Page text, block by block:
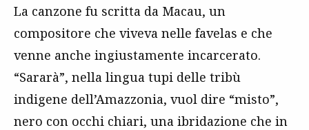
La canzone fu scritta da Macau, un
compositore che viveva nelle favelas e che
venne anche ingiustamente incarcerato.
“Sararà”, nella lingua tupi delle tribù
indigene dell’Amazzonia, vuol dire “misto”,
nero con occhi chiari, una ibridazione che in